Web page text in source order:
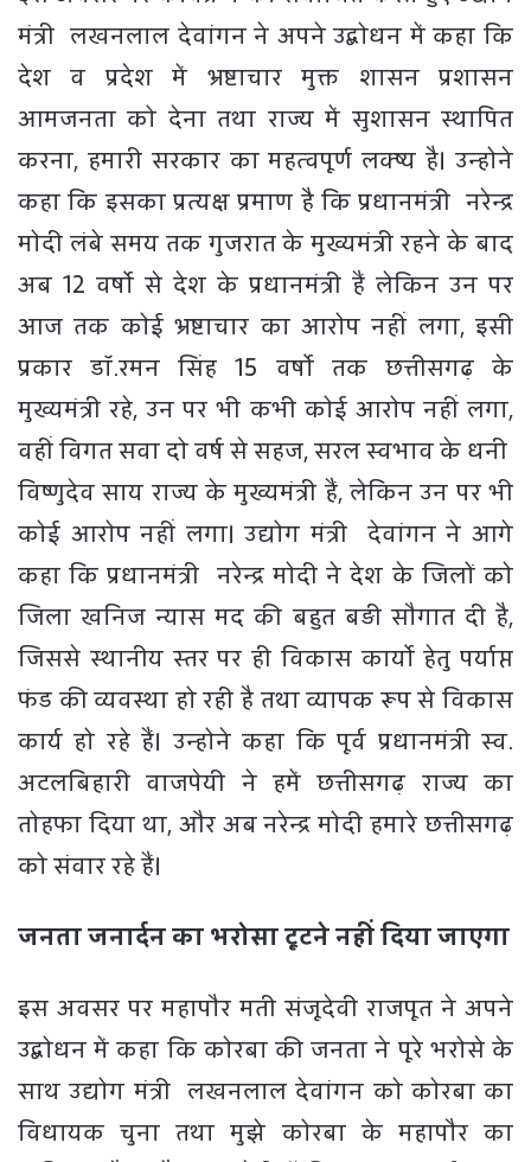
मंत्री लखनलाल देवांगन ने अपने उद्बोधन में कहा कि
देश व प्रदेश में भ्रष्टाचार मुक्त शासन प्रशासन
आमजनता को देना तथा राज्य में सुशासन स्थापित
करना, हमारी सरकार का महत्वपूर्ण लक्ष्य है। उन्होने
कहा कि इसका प्रत्यक्ष प्रमाण है कि प्रधानमंत्री नरेन्द्र
मोदी लंबे समय तक गुजरात के मुख्यमंत्री रहने के बाद
अब 12 वर्षाे से देश के प्रधानमंत्री हैं लेकिन उन पर
आज तक कोई भ्रष्टाचार का आरोप नहीं लगा, इसी
प्रकार डॉ.रमन सिंह 15 वर्षाे तक छत्तीसगढ़ के
मुख्यमंत्री रहे, उन पर भी कभी कोई आरोप नहीं लगा,
वहीं विगत सवा दो वर्ष से सहज, सरल स्वभाव के धनी
विष्णुदेव साय राज्य के मुख्यमंत्री हैं, लेकिन उन पर भी
कोई आरोप नहीं लगा। उद्योग मंत्री देवांगन ने आगे
कहा कि प्रधानमंत्री नरेन्द्र मोदी ने देश के जिलों को
जिला खनिज न्यास मद की बहुत बड़ी सौगात दी है,
जिससे स्थानीय स्तर पर ही विकास कार्याे हेतु पर्याप्त
फंड की व्यवस्था हो रही है तथा व्यापक रूप से विकास
कार्य हो रहे हैं। उन्होने कहा कि पूर्व प्रधानमंत्री स्व.
अटलबिहारी वाजपेयी ने हमें छत्तीसगढ़ राज्य का
तोहफा दिया था, और अब नरेन्द्र मोदी हमारे छत्तीसगढ़
को संवार रहे हैं।
जनता जनार्दन का भरोसा टूटने नहीं दिया जाएगा
इस अवसर पर महापौर मती संजूदेवी राजपूत ने अपने
उद्बोधन में कहा कि कोरबा की जनता ने पूरे भरोसे के
साथ उद्योग मंत्री लखनलाल देवांगन को कोरबा का
विधायक चुना तथा मुझे कोरबा के महापौर का